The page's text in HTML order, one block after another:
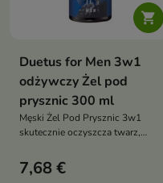

Duetus for Men 3w1
odżywczy Żel pod
prysznic 300 ml
Męski Żel Pod Prysznic 3w1
skutecznie oczyszcza twarz,
skóry oraz pozostawia
długotrwałe uczucie świeżości
7,68 €